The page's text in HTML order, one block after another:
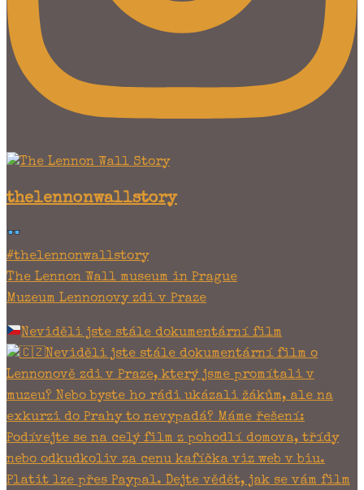
thelennonwallstory
#thelennonwallstory
The Lennon Wall museum in Prague
Muzeum Lennonovy zdi v Praze
Neviděli jste stále dokumentární film